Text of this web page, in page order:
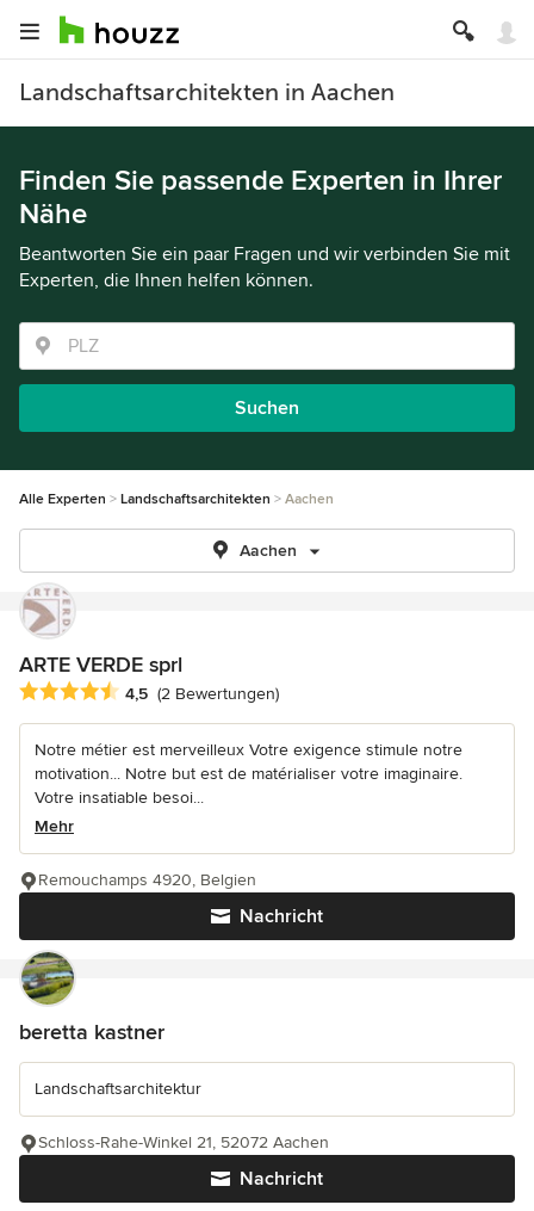
Landschaftsarchitekten in Aachen
Finden Sie passende Experten in Ihrer
Nähe
Beantworten Sie ein paar Fragen und wir verbinden Sie mit
Experten, die Ihnen helfen können.
Suchen
Alle Experten Landschaftsarchitekten Aachen
Aachen
ARTE VERDE sprl
Durchschnittliche Bewertung: 4.5 von 5 Sternen
4,5 (2 Bewertungen)
Notre métier est merveilleux Votre exigence stimule notre
motivation... Notre but est de matérialiser votre imaginaire.
Votre insatiable besoi...
Mehr
Nachricht
Remouchamps 4920, Belgien
beretta kastner
Landschaftsarchitektur
Nachricht
Schloss-Rahe-Winkel 21, 52072 Aachen